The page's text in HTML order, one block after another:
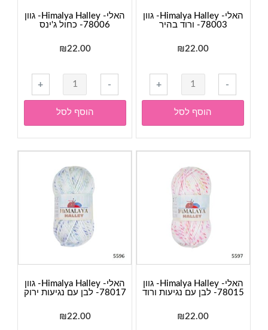
האלי- Himalya Halley- גוון
78003- ורוד בהיר
₪22.00
-
כמות
של
האלי-
Himalya
Halley-
גוון
ורוד
בהיר
+
הוסף לסל
האלי- Himalya Halley- גוון
78006- כחול ג'ינס
₪22.00
-
כמות
של
האלי-
Himalya
Halley-
גוון
כחול
ג'ינס
+
הוסף לסל
האלי- Himalya Halley- גוון
78015- לבן עם נגיעות ורוד
₪22.00
האלי- Himalya Halley- גוון
78017- לבן עם נגיעות ירוק
₪22.00